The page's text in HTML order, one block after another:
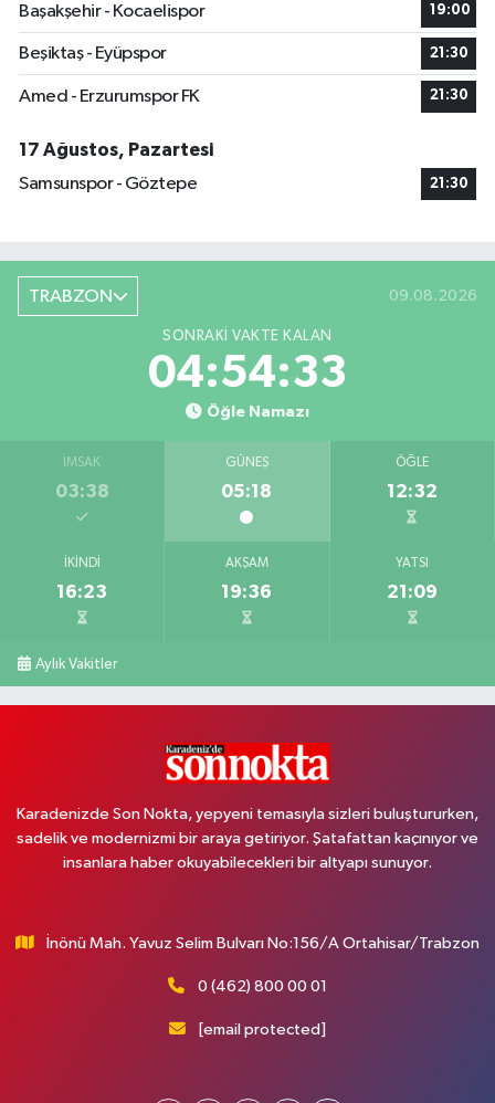
Başakşehir - Kocaelispor
19:00
Beşiktaş - Eyüpspor 21:30
Amed - Erzurumspor FK 21:30
17 Ağustos, Pazartesi
Samsunspor - Göztepe
21:30
TRABZON 09.08.2026
SONRAKI VAKTE KALAN
04:54:32
Öğle Namazı
İMSAK
03:38
GÜNEŞ
05:18
ÖĞLE
12:32
İKINDI
16:23
AKŞAM
19:36
YATSI
21:09
Aylık Vakitler
Karadenizde Son Nokta, yepyeni temasıyla sizleri buluştururken,
sadelik ve modernizmi bir araya getiriyor. Şatafattan kaçınıyor ve
insanlara haber okuyabilecekleri bir altyapı sunuyor.
İnönü Mah. Yavuz Selim Bulvarı No:156/A Ortahisar/Trabzon
0 (462) 800 00 01
[email protected]